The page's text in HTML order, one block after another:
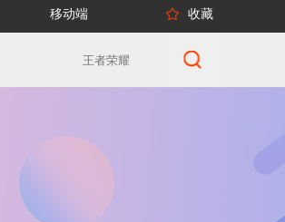
移动端 收藏